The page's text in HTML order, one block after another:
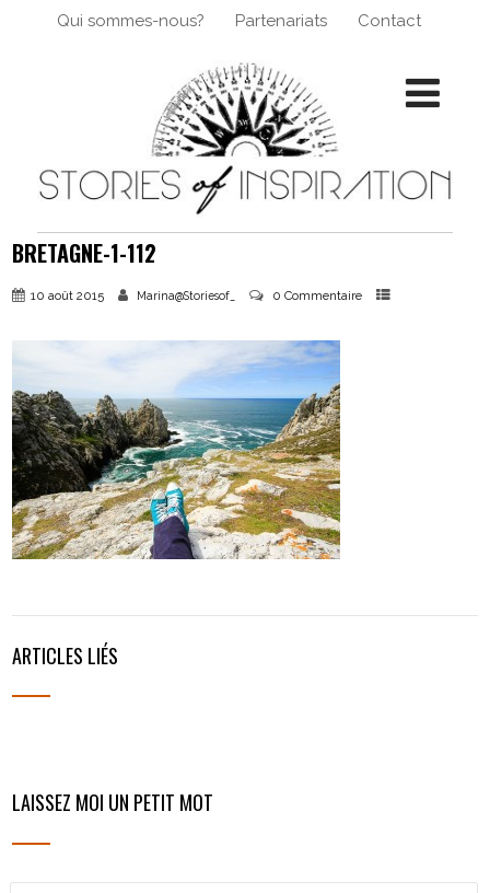
Qui sommes-nous? Partenariats Contact
BRETAGNE-1-112
10 août 2015 Marina@Storiesof_ 0 Commentaire
ARTICLES LIÉS
LAISSEZ MOI UN PETIT MOT